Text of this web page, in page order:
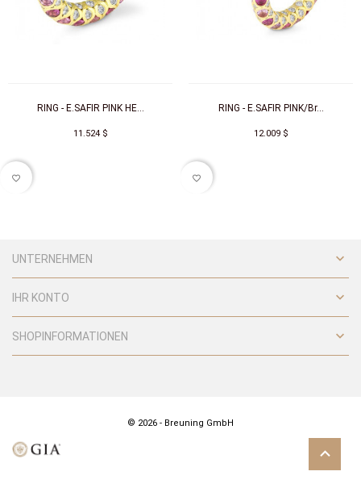
RING - E.SAFIR PINK HE...
11.524 $
favorite_border
RING - E.SAFIR PINK/Br...
12.009 $
favorite_border
UNTERNEHMEN 
IHR KONTO 
SHOPINFORMATIONEN 
© 2026 - Breuning GmbH